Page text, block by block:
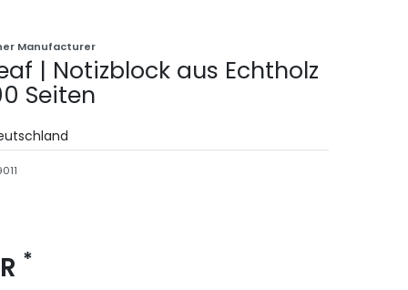
Manufacturer
| Notizblock aus Echtholz
Seiten
*